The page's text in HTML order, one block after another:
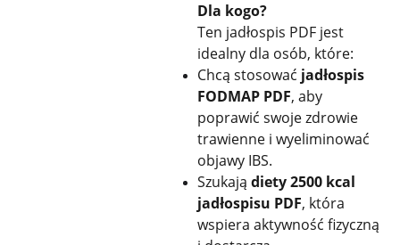
Dla kogo?
Ten jadłospis PDF jest
idealny dla osób, które:
Chcą stosować jadłospis
FODMAP PDF, aby
poprawić swoje zdrowie
trawienne i wyeliminować
objawy IBS.
Szukają diety 2500 kcal
jadłospisu PDF, która
wspiera aktywność fizyczną